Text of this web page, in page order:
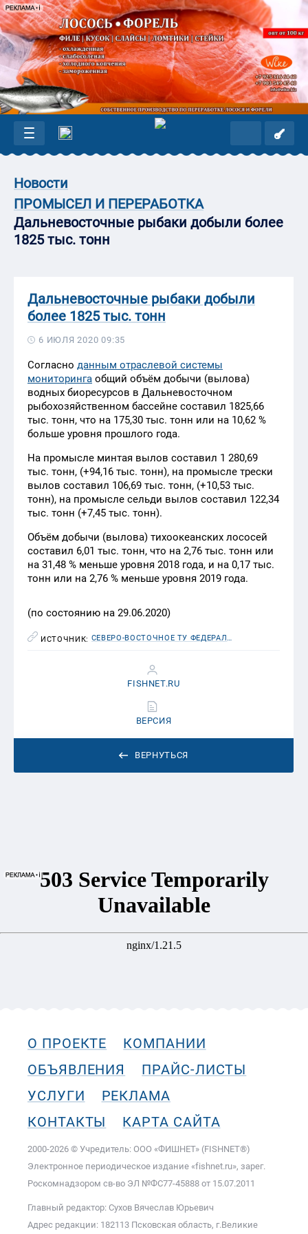
Новости
ПРОМЫСЕЛ И ПЕРЕРАБОТКА
Дальневосточные рыбаки добыли более
1825 тыс. тонн
Дальневосточные рыбаки добыли
более 1825 тыс. тонн
6 ИЮЛЯ 2020 09:35
Согласно данным отраслевой системы
мониторинга общий объём добычи (вылова)
водных биоресурсов в Дальневосточном
рыбохозяйственном бассейне составил 1825,66
тыс. тонн, что на 175,30 тыс. тонн или на 10,62 %
больше уровня прошлого года.
На промысле минтая вылов составил 1 280,69
тыс. тонн, (+94,16 тыс. тонн), на промысле трески
вылов составил 106,69 тыс. тонн, (+10,53 тыс.
тонн), на промысле сельди вылов составил 122,34
тыс. тонн (+7,45 тыс. тонн).
Объём добычи (вылова) тихоокеанских лососей
составил 6,01 тыс. тонн, что на 2,76 тыс. тонн или
на 31,48 % меньше уровня 2018 года, и на 0,17 тыс.
тонн или на 2,76 % меньше уровня 2019 года.
(по состоянию на 29.06.2020)
ИСТОЧНИК: СЕВЕРО-ВОСТОЧНОЕ ТУ ФЕДЕРАЛЬНОГО АГЕНТСТВА ПО РЫБОЛОВСТВУ
ВЕРНУТЬСЯ
FISHNET.RU
ВЕРСИЯ
О ПРОЕКТЕ
КОМПАНИИ
ОБЪЯВЛЕНИЯ
ПРАЙС-ЛИСТЫ
УСЛУГИ
РЕКЛАМА
КОНТАКТЫ
КАРТА САЙТА
2000-2026 © Учредитель: ООО «ФИШНЕТ» (FISHNET®)
Электронное периодическое издание «fishnet.ru», зарег.
Роскомнадзором cв-во ЭЛ №ФС77-45888 от 15.07.2011
Главный редактор: Сухов Вячеслав Юрьевич
Адрес редакции: 182113 Псковская область, г.Великие